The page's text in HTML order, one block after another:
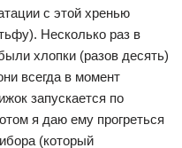
с этой хренью
Несколько раз в
хлопки (разов десять)
всегда в момент
запускается по
я даю ему прогреться
(который